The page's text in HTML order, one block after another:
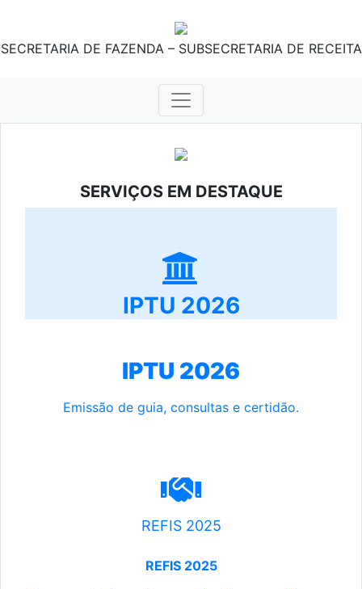
SECRETARIA DE FAZENDA – SUBSECRETARIA DE RECEITA
SERVIÇOS EM DESTAQUE
IPTU 2026
IPTU 2026
Emissão de guia, consultas e certidão.
REFIS 2025
REFIS 2025